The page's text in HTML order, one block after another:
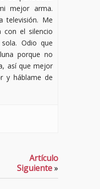
mejor arma.
televisión. Me
con el silencio
Odio que
porque no
así que mejor
y háblame de
Artículo
Siguiente»